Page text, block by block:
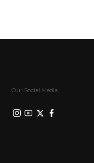
Our Social Media